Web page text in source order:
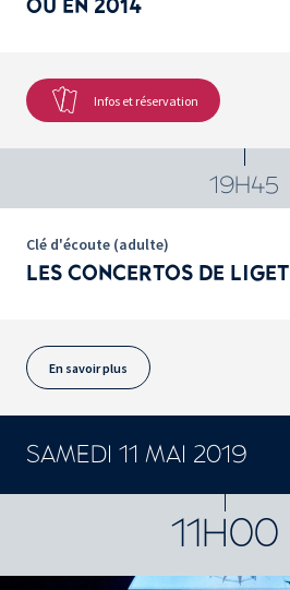
OU EN 2014
Infos et réservation
19H45
Clé d'écoute (adulte)
LES CONCERTOS DE LIGETI
En savoir plus
SAMEDI 11 MAI 2019
11H00